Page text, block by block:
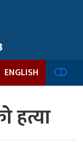
ENGLISH
हत्या